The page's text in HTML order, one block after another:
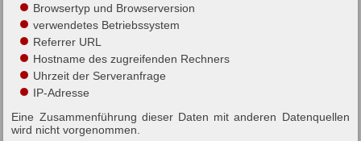
Browsertyp und Browserversion
verwendetes Betriebssystem
Referrer URL
Hostname des zugreifenden Rechners
Uhrzeit der Serveranfrage
IP-Adresse
Eine Zusammenführung dieser Daten mit anderen Datenquellen
wird nicht vorgenommen.